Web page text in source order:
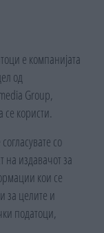
е компанијата
од
Group,
се користи.
со
на издавачот за
кои се
за целите и
податоци,